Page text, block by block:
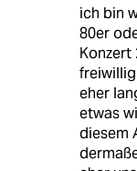
ich bin
80er
Konzert
eher
etwas
diesem